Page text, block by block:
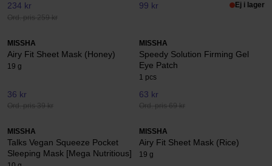
234 kr
Ord. pris 259 kr
99 kr Ej i lager
MISSHA
Airy Fit Sheet Mask (Honey)
19 g
36 kr
Ord. pris 39 kr
MISSHA
Speedy Solution Firming Gel
Eye Patch
1 pcs
63 kr
Ord. pris 69 kr
MISSHA
Talks Vegan Squeeze Pocket
Sleeping Mask [Mega Nutritious]
MISSHA
Airy Fit Sheet Mask (Rice)
19 g